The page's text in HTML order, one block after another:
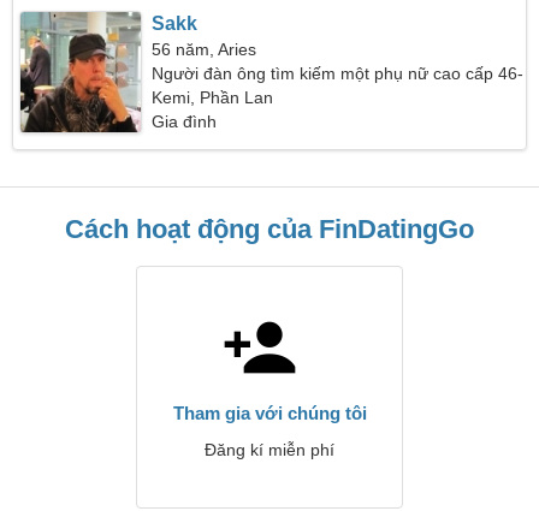
Sakk
56 năm, Aries
Người đàn ông tìm kiếm một phụ nữ cao cấp 46-
54
Kemi, Phần Lan
Gia đình
Cách hoạt động của FinDatingGo
Tham gia với chúng tôi
Đăng kí miễn phí